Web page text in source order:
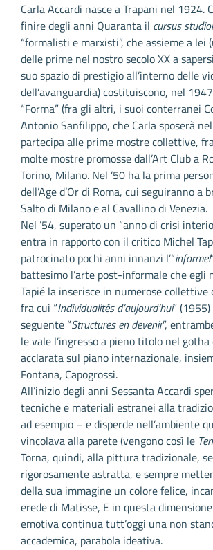
Carla Accardi nasce a Trapani nel 1924.
finire degli anni Quaranta il cursus
“formalisti e marxisti”, che assieme a lei
delle prime nel nostro secolo XX a
suo spazio di prestigio all’interno delle
dell’avanguardia) costituiscono, nel
“Forma” (fra gli altri, i suoi conterranei
Antonio Sanfilippo, che Carla sposerà nel
partecipa alle prime mostre collettive,
molte mostre promosse dall’Art Club a
Torino, Milano. Nel ’50 ha la prima
dell’Age d’Or di Roma, cui seguiranno a
Salto di Milano e al Cavallino di Venezia.
Nel ’54, superato un “anno di crisi
entra in rapporto con il critico Michel
patrocinato pochi anni innanzi l’“informel
battesimo l’arte post-informale che egli
Tapié la inserisce in numerose collettive
fra cui “Individualités d’aujourd’hui” (1955)
seguente “Structures en devenir”,
le vale l’ingresso a pieno titolo nel
acclarata sul piano internazionale,
Fontana, Capogrossi.
All’inizio degli anni Sessanta Accardi
tecniche e materiali estranei alla
ad esempio – e disperde nell’ambiente
vincolava alla parete (vengono così le
Torna, quindi, alla pittura tradizionale,
rigorosamente astratta, e sempre
della sua immagine un colore felice,
erede di Matisse, E in questa
emotiva continua tutt’oggi una non
accademica, parabola ideativa.